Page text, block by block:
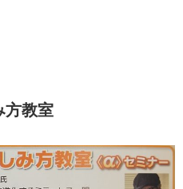
方教室